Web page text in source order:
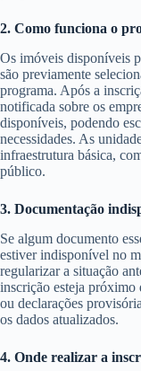
2. Como funciona o
Os imóveis disponíveis
são previamente
programa. Após a
notificada sobre os
disponíveis, podendo
necessidades. As
infraestrutura básica,
público.
3. Documentação
Se algum documento
estiver indisponível no
regularizar a situação
inscrição esteja
ou declarações
os dados atualizados.
4. Onde realizar a